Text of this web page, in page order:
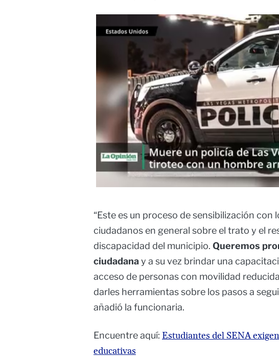
“Este es un proceso de sensibilización con
ciudadanos en general sobre el trato y el
discapacidad del municipio. Queremos
ciudadanay a su vez brindar una
acceso de personas con movilidad
darles herramientas sobre los pasos a
añadió la funcionaria.
Encuentre aquí: Estudiantes del SENA
educativas